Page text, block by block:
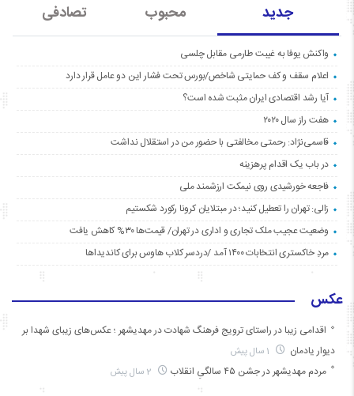
جدید محبوب تصادفی
واکنش یوفا به غیبت طارمی مقابل چلسی
اعلام سقف و کف حمایتی شاخص/بورس تحت فشار این دو عامل قرار دارد
آیا رشد اقتصادی ایران مثبت شده است؟
هفت راز سال ۲۰۲۰
قاسمی‌نژاد: رحمتی مخالفتی با حضور من در استقلال نداشت
در باب یک اقدام پرهزینه
فاجعه خورشیدی روی نیمکت ارزشمند ملی
زالی: تهران را تعطیل کنید؛ در مبتلایان کرونا رکورد شکستیم
وضعیت عجیب ملک تجاری و اداری در تهران/ قیمت‌ها ۳۰% کاهش یافت
مردِ خاکستری انتخابات ۱۴۰۰ آمد /دردسر کلاب هاوس برای کاندیداها
عکس
اقدامی زیبا در راستای ترویج فرهنگ شهادت در مهدیشهر ؛ عکس‌های زیبای شهدا بر
دیوار یادمان
مردم مهدیشهر در جشن ۴۵ سالگیِ انقلاب